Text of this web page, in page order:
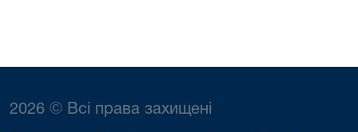
2026 © Всі права захищені